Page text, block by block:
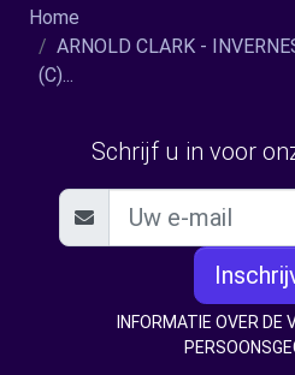
Home
ARNOLD CLARK -
(C)...
Schrijf u in voor
INFORMATIE OVER DE